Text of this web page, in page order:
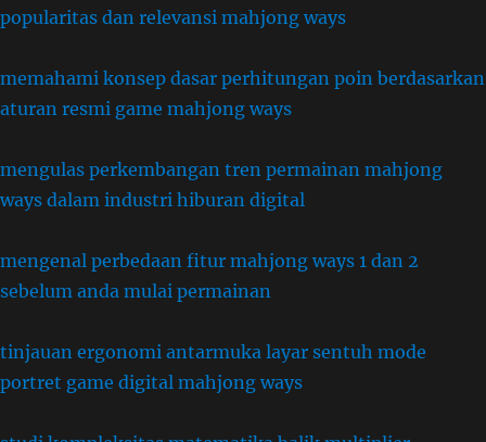
popularitas dan relevansi mahjong ways
memahami konsep dasar perhitungan poin berdasarkan
aturan resmi game mahjong ways
mengulas perkembangan tren permainan mahjong
ways dalam industri hiburan digital
mengenal perbedaan fitur mahjong ways 1 dan 2
sebelum anda mulai permainan
tinjauan ergonomi antarmuka layar sentuh mode
portret game digital mahjong ways